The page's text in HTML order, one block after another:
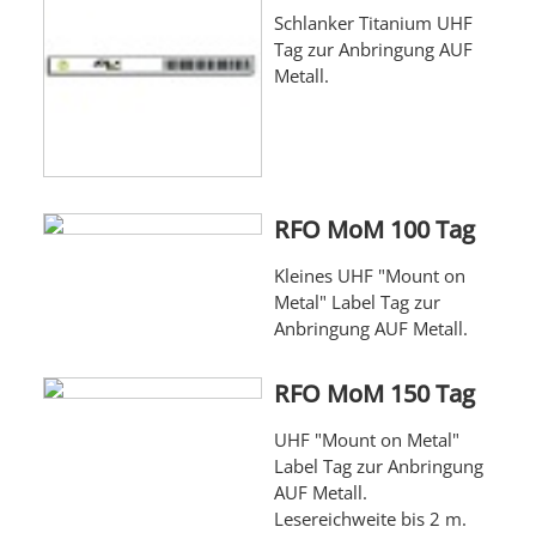
Schlanker Titanium UHF
Tag zur Anbringung AUF
Metall.
RFO MoM 100 Tag
Kleines UHF "Mount on
Metal" Label Tag zur
Anbringung AUF Metall.
RFO MoM 150 Tag
UHF "Mount on Metal"
Label Tag zur Anbringung
AUF Metall.
Lesereichweite bis 2 m.